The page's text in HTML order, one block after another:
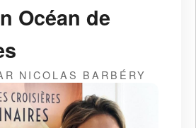
Océan de
NICOLAS BARBÉRY